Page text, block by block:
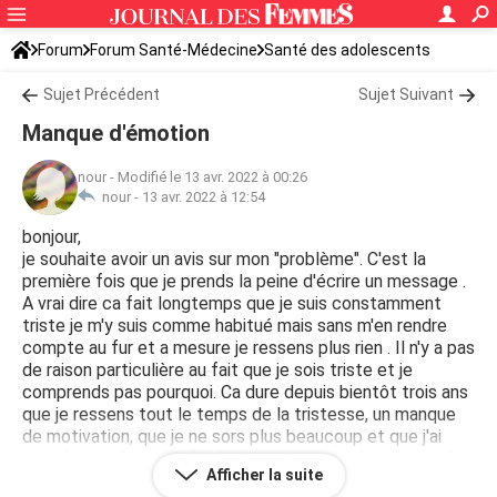
Forum Forum Santé-Médecine Santé des adolescents
Sujet Précédent Sujet Suivant
Manque d'émotion
nour - Modifié le 13 avr. 2022 à 00:26
nour - 13 avr. 2022 à 12:54
bonjour,
je souhaite avoir un avis sur mon "problème". C'est la
première fois que je prends la peine d'écrire un message .
A vrai dire ca fait longtemps que je suis constamment
triste je m'y suis comme habitué mais sans m'en rendre
compte au fur et a mesure je ressens plus rien . Il n'y a pas
de raison particulière au fait que je sois triste et je
comprends pas pourquoi. Ca dure depuis bientôt trois ans
que je ressens tout le temps de la tristesse, un manque
de motivation, que je ne sors plus beaucoup et que j'ai
gout à rien. J'attends littéralement que la vie avance. J'ai
l'impression que je vais jamais en sortir, à chaque fois que
Afficher la suite